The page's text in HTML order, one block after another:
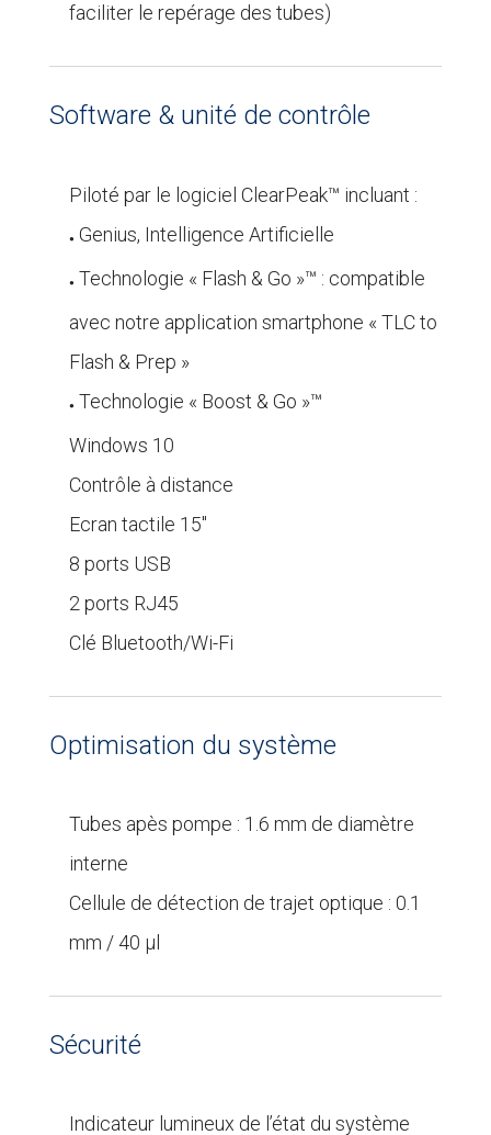
faciliter le repérage des tubes)
Software & unité de contrôle
Piloté par le logiciel ClearPeak™ incluant :
● Genius, Intelligence Artificielle
● Technologie « Flash & Go »™ : compatible
avec notre application smartphone « TLC to
Flash & Prep »
● Technologie « Boost & Go »™
Windows 10
Contrôle à distance
Ecran tactile 15″
8 ports USB
2 ports RJ45
Clé Bluetooth/Wi-Fi
Optimisation du système
Tubes apès pompe : 1.6 mm de diamètre
interne
Cellule de détection de trajet optique : 0.1
mm / 40 μl
Sécurité
Indicateur lumineux de l’état du système